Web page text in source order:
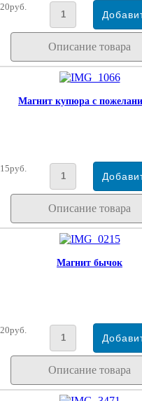
20руб.
Описание товара
Магнит купюра с
15руб.
Описание товара
Магнит бычок
20руб.
Описание товара